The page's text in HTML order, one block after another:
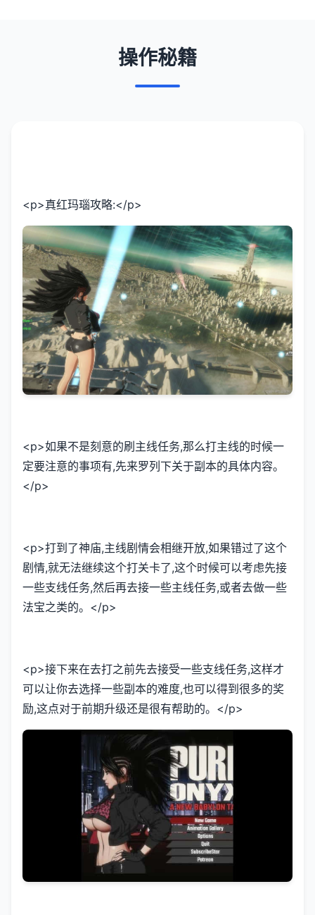
操作秘籍
<p>真红玛瑙攻略:</p>
<p>如果不是刻意的刷主线任务,那么打主线的时候一
定要注意的事项有,先来罗列下关于副本的具体内容。
</p>
<p>打到了神庙,主线剧情会相继开放,如果错过了这个
剧情,就无法继续这个打关卡了,这个时候可以考虑先接
一些支线任务,然后再去接一些主线任务,或者去做一些
法宝之类的。</p>
<p>接下来在去打之前先去接受一些支线任务,这样才
可以让你去选择一些副本的难度,也可以得到很多的奖
励,这点对于前期升级还是很有帮助的。</p>